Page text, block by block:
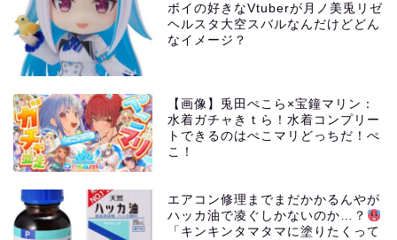
ボイの好きなVtuberが月ノ美兎リゼ
ヘルスタ大空スバルなんだけどどん
なイメージ？
【画像】兎田ぺこら×宝鐘マリン：
水着ガチャきｔら！水着コンプリー
トできるのはぺこマリどっちだ！ぺ
こ！
エアコン修理までまだかかるんやが
ハッカ油で凌ぐしかないのか…？
「キンキンタマタマに塗りたくって